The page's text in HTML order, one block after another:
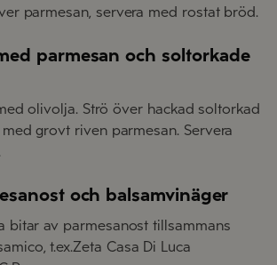
parmesan, servera med rostat bröd.
parmesan och soltorkade
olivolja. Strö över hackad soltorkad
grovt riven parmesan. Servera
och balsamvinäger
bitar av parmesanost tillsammans
t.ex.Zeta Casa Di Luca